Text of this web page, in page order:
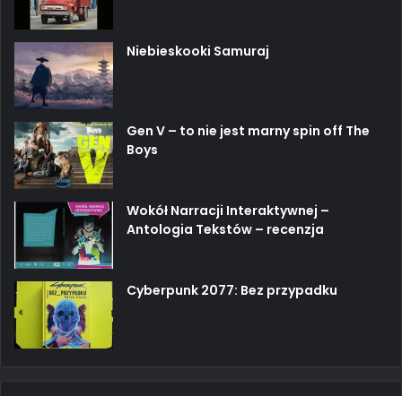
Niebieskooki Samuraj
Gen V – to nie jest marny spin off The
Boys
Wokół Narracji Interaktywnej –
Antologia Tekstów – recenzja
Cyberpunk 2077: Bez przypadku